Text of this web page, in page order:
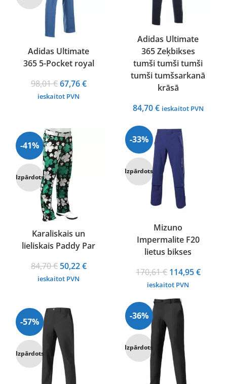
Adidas Ultimate
365 5-Pocket royal
98,01€Original
price
67,76€Current
ieskaitot PVN
Adidas Ultimate
365 Zeķbikses
tumši tumši tumši
tumši tumšsarkanā
krāsā
84,70€ ieskaitot PVN
-41%
Izpārdots
Karaliskais un
lieliskais Paddy Par
84,70€ Original
price
50,22€Current
ieskaitot PVN
-33%
Izpārdots
Mizuno
Impermalite F20
lietus bikses
170,61€ Original
price
was:
170,61 €.
114,95€
ieskaitot PVN
-57%
Izpārdots
-36%
Izpārdots